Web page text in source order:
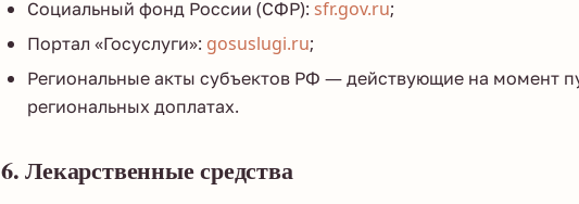
Социальный фонд России (СФР): sfr.gov.ru;
Портал «Госуслуги»: gosuslugi.ru;
Региональные акты субъектов РФ — действующие на момент
региональных доплатах.
6. Лекарственные средства